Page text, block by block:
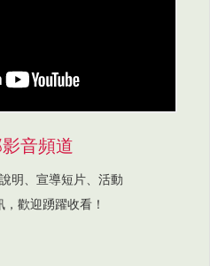
音頻道
明、宣導短片、活動
歡迎踴躍收看！